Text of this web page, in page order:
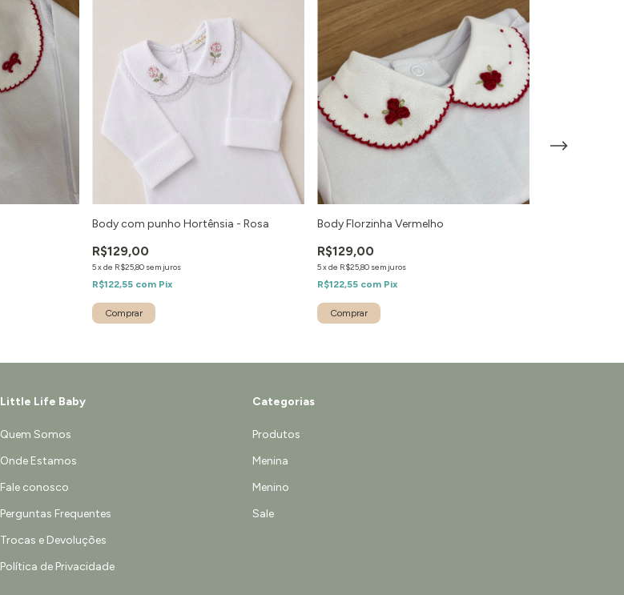
Body com punho Hortênsia - Rosa
R$129,00
5xde R$25,80 sem juros
R$122,55 com Pix
Body Florzinha Vermelho
R$129,00
5xde R$25,80 sem juros
R$122,55 com Pix
Little Life Baby
Quem Somos
Onde Estamos
Fale conosco
Perguntas Frequentes
Trocas e Devoluções
Política de Privacidade
Categorias
Produtos
Menina
Menino
Sale